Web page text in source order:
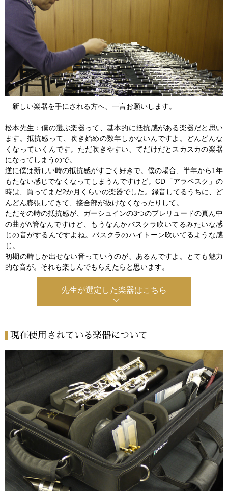
―新しい楽器を手にされる方へ、一言お願いします。
松本先生：僕の選ぶ楽器って、基本的に抵抗感がある楽器だと思い
ます。抵抗感って、吹き始めの数年しかないんですよ。どんどんな
くなっていくんです。ただ吹きやすい、てだけだとスカスカの楽器
になってしまうので。
逆に僕は新しい時の抵抗感がすごく好きで。僕の場合、半年から1年
もたない感じでなくなってしまうんですけど。CD「アラベスク」の
時は、買ってまだ2か月くらいの楽器でした。録音してるうちに、ど
んどん膨張してきて、接合部が抜けなくなったりして。
ただその時の抵抗感が、ガーシュインの3つのプレリュードの真ん中
の曲がA管なんですけど、もうなんかバスクラ吹いてるみたいな感
じの音がするんですよね。バスクラのハイトーン吹いてるような感
じ。
初期の時しか出せない音っていうのが、あるんですよ。とても魅力
的な音が。それも楽しんでもらえたらと思います。
先生が選定した楽器はこちら
現在使用されている楽器について